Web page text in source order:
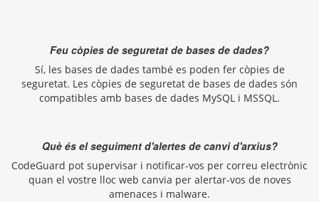
Feu còpies de seguretat de bases de dades?
Sí, les bases de dades també es poden fer còpies de
seguretat. Les còpies de seguretat de bases de dades són
compatibles amb bases de dades MySQL i MSSQL.
Què és el seguiment d'alertes de canvi d'arxius?
CodeGuard pot supervisar i notificar-vos per correu electrònic
quan el vostre lloc web canvia per alertar-vos de noves
amenaces i malware.